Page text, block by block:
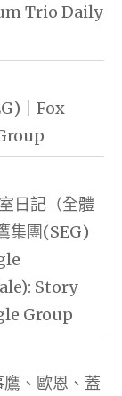
Trio Daily
｜Fox
日記（全體
集團(SEG)
Story
Group
、歐恩、蓋